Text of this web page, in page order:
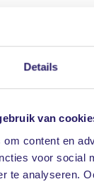
Details
van
content en
voor social
te analyseren.
bedrijf
anderen
je je
of niet
verzekerd